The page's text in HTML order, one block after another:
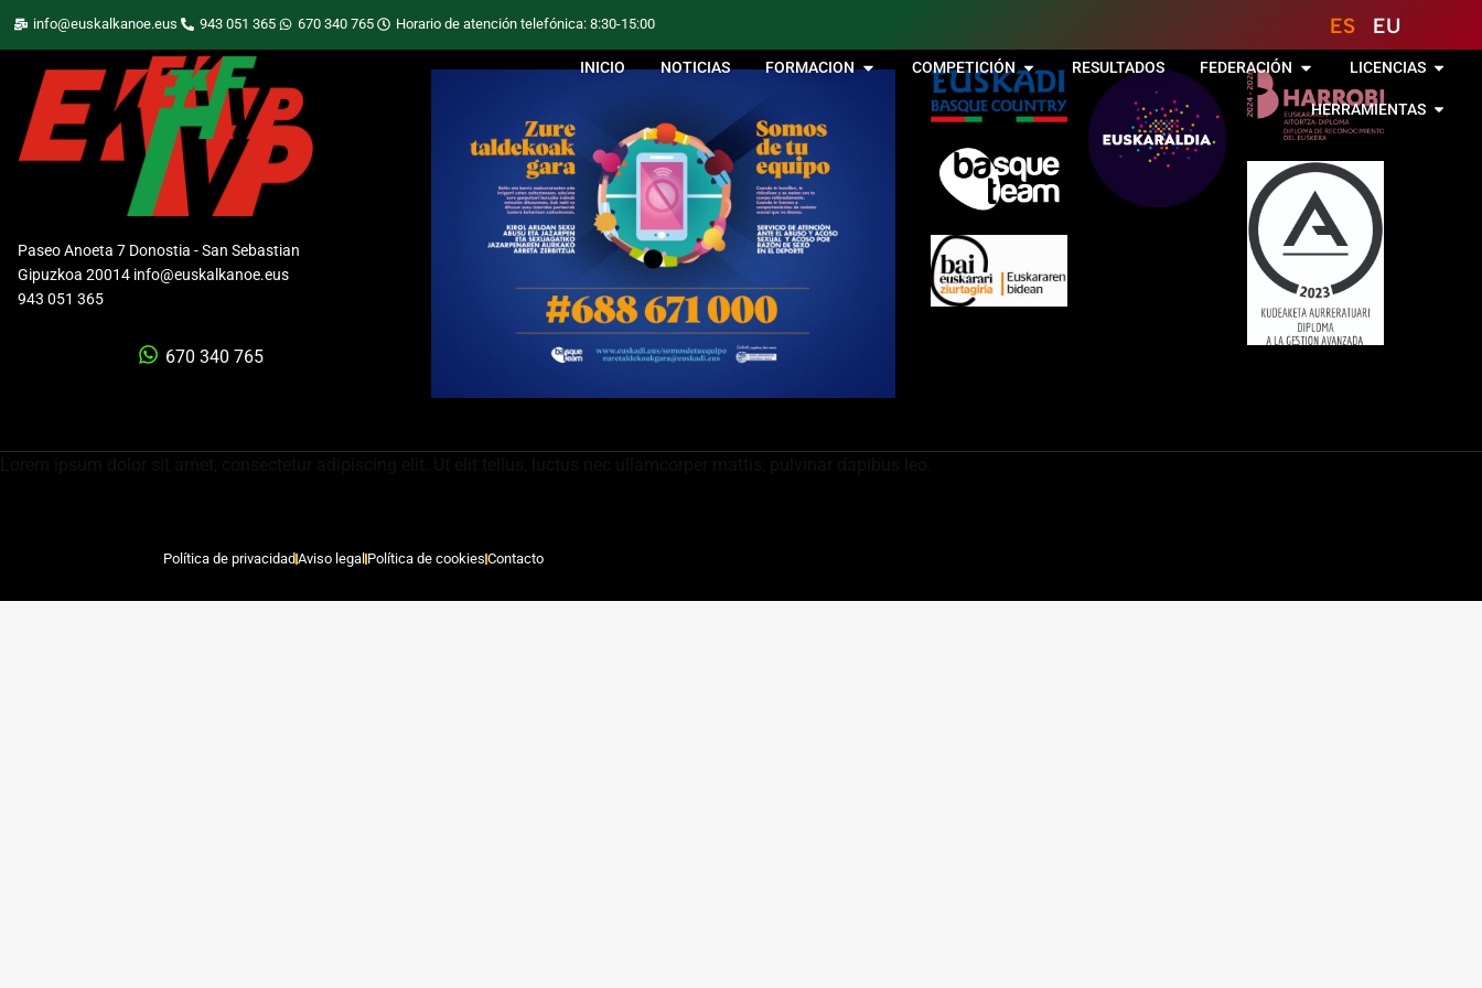
info@euskalkanoe.eus 943 051 365 670 340 765 Horario de atención telefónica: 8:30-15:00 ES EU
INICIO NOTICIAS FORMACION COMPETICIÓN RESULTADOS FEDERACIÓN LICENCIAS
HERRAMIENTAS
Paseo Anoeta 7 Donostia - San Sebastian
Gipuzkoa 20014 info@euskalkanoe.eus
943 051 365
670 340 765
Política de privacidadAviso legalPolítica de cookiesContacto